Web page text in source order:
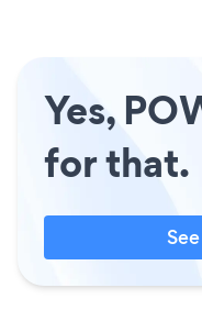
Yes,
for that.